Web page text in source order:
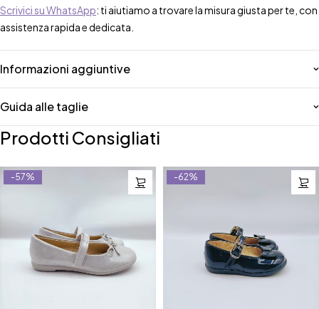
Scrivici su WhatsApp: ti aiutiamo a trovare la misura giusta per te, con
assistenza rapida e dedicata.
Informazioni aggiuntive
Guida alle taglie
Prodotti Consigliati
-57% -62%